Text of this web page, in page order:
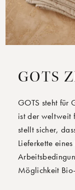
GOTS
GOTS steht für
ist der weltweit
stellt sicher,
Lieferkette
Möglichkeit